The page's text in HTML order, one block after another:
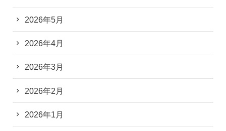
2026年5月
2026年4月
2026年3月
2026年2月
2026年1月